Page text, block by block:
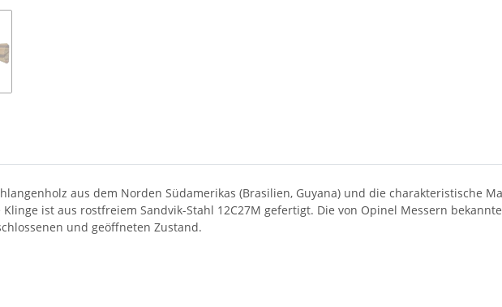
aus dem Norden Südamerikas (Brasilien, Guyana) und die charakteristische
ist aus rostfreiem Sandvik-Stahl 12C27M gefertigt. Die von Opinel Messern
und geöffneten Zustand.